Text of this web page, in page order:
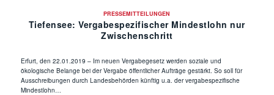
PRESSEMITTEILUNGEN
Tiefensee: Vergabespezifischer Mindestlohn nur
Zwischenschritt
Erfurt, den 22.01.2019 – Im neuen Vergabegesetz werden soziale und
ökologische Belange bei der Vergabe öffentlicher Aufträge gestärkt. So soll für
Ausschreibungen durch Landesbehörden künftig u.a. der vergabespezifische
Mindestlohn…